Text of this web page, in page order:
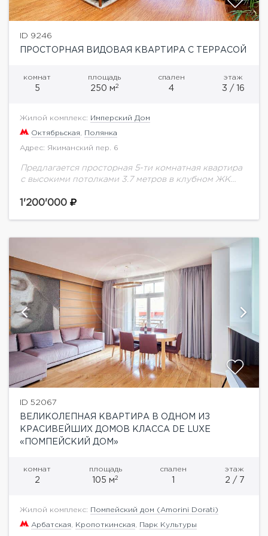
ID 9246
ПРОСТОРНАЯ ВИДОВАЯ КВАРТИРА С ТЕРРАСОЙ
комнат
5
площадь
250 м2
спален
4
этаж
3 / 16
Жилой комплекс: Имперский Дом
Октябрьская Полянка
Адрес: Якиманский пер. 6
Предлагается просторная 5-ти комнатная квартира
с высокими потолками 3.7 метров в клубном ЖК
собственной террасой. Выполнен ремонт по...
1'200'000
ID 52067
ВЕЛИКОЛЕПНАЯ КВАРТИРА В ОДНОМ ИЗ
КРАСИВЕЙШИХ ДОМОВ КЛАССА DE LUXE
«ПОМПЕЙСКИЙ ДОМ»
комнат
2
площадь
105 м2
спален
1
этаж
2 / 7
Жилой комплекс: Помпейский дом (Amorini Dorati)
Арбатская Кропоткинская Парк Культуры